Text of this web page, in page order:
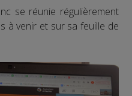
se réunie régulièrement
à venir et sur sa feuille de